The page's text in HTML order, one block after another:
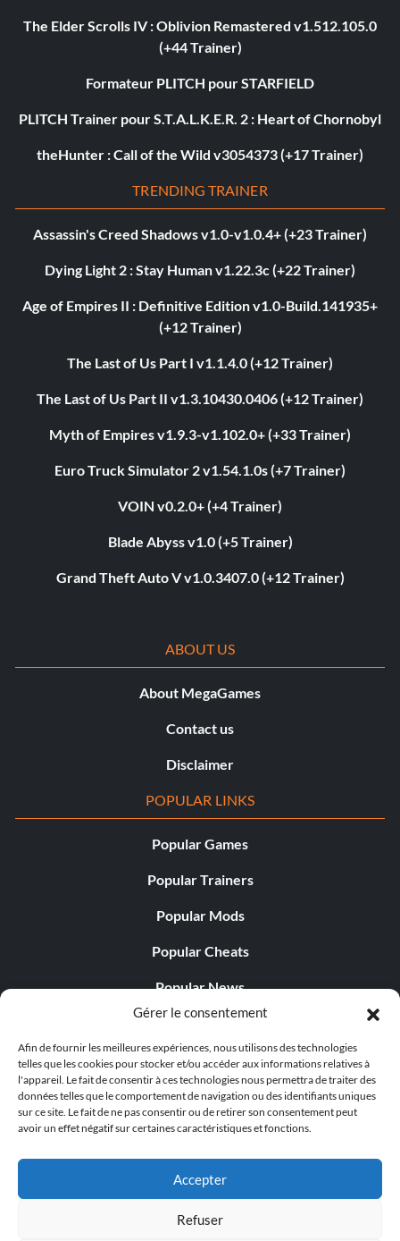
Gérer le consentement
Afin de fournir les meilleures expériences, nous utilisons des technologies
telles que les cookies pour stocker et/ou accéder aux informations relatives à
l'appareil. Le fait de consentir à ces technologies nous permettra de traiter des
données telles que le comportement de navigation ou des identifiants uniques
sur ce site. Le fait de ne pas consentir ou de retirer son consentement peut
avoir un effet négatif sur certaines caractéristiques et fonctions.
Accepter
Refuser
The Elder Scrolls IV : Oblivion Remastered v1.512.105.0
(+44 Trainer)
Formateur PLITCH pour STARFIELD
PLITCH Trainer pour S.T.A.L.K.E.R. 2 : Heart of Chornobyl
theHunter : Call of the Wild v3054373 (+17 Trainer)
TRENDING TRAINER
Assassin's Creed Shadows v1.0-v1.0.4+ (+23 Trainer)
Dying Light 2 : Stay Human v1.22.3c (+22 Trainer)
Age of Empires II : Definitive Edition v1.0-Build.141935+
(+12 Trainer)
The Last of Us Part I v1.1.4.0 (+12 Trainer)
The Last of Us Part II v1.3.10430.0406 (+12 Trainer)
Myth of Empires v1.9.3-v1.102.0+ (+33 Trainer)
Euro Truck Simulator 2 v1.54.1.0s (+7 Trainer)
VOIN v0.2.0+ (+4 Trainer)
Blade Abyss v1.0 (+5 Trainer)
Grand Theft Auto V v1.0.3407.0 (+12 Trainer)
ABOUT US
About MegaGames
Contact us
Disclaimer
POPULAR LINKS
Popular Games
Popular Trainers
Popular Mods
Popular Cheats
Popular News
Popular Editorials
Popular Free Games
LATEST UPDATES